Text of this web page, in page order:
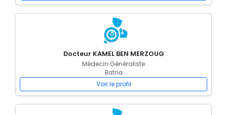
Docteur KAMEL BEN MERZOUG
Médecin Généraliste
Batna
Voir le profil